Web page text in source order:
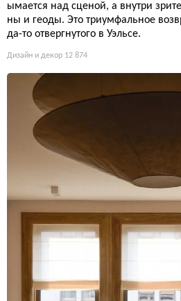
ымается над сценой, а внутри
ны и геоды. Это триумфальное
да-то отвергнутого в Уэльсе.
Дизайн и декор 12 874